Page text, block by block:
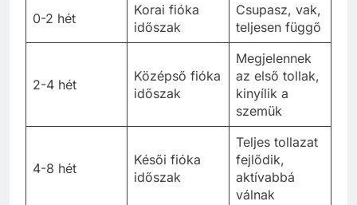
0-2 hét
Korai fióka
időszak
Csupasz, vak,
teljesen függő
2-4 hét
Középső fióka
időszak
Megjelennek
az első tollak,
kinyílik a
szemük
4-8 hét
Késői fióka
időszak
Teljes tollazat
fejlődik,
aktívabbá
válnak